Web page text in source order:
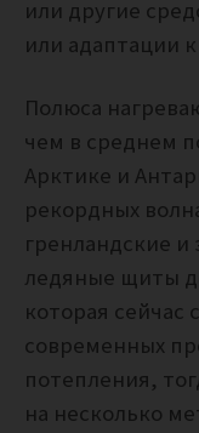
или другие
или адаптации
Полюса
чем в среднем
Арктике и
рекордных
гренландские и
ледяные щиты
которая сейчас
современных
потепления,
на несколько